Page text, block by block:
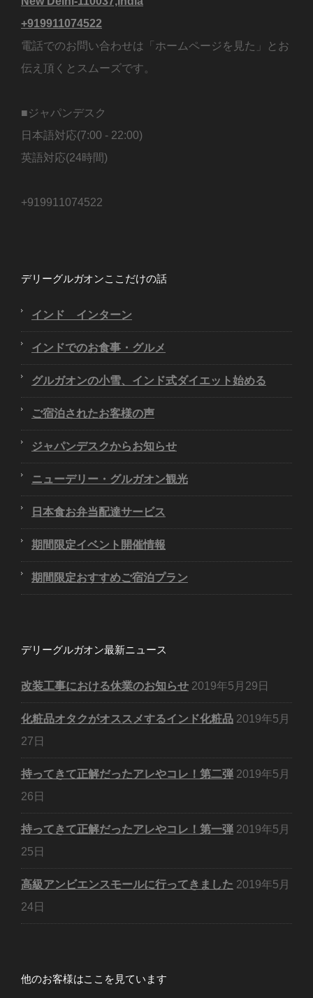
+919911074522
電話でのお問い合わせは「ホームページを見た」とお
伝え頂くとスムーズです。
■ジャパンデスク
日本語対応(7:00 - 22:00)
英語対応(24時間)
+919911074522
デリーグルガオンここだけの話
インド インターン
インドでのお食事・グルメ
グルガオンの小雪、インド式ダイエット始める
ご宿泊されたお客様の声
ジャパンデスクからお知らせ
ニューデリー・グルガオン観光
日本食お弁当配達サービス
期間限定イベント開催情報
期間限定おすすめご宿泊プラン
デリーグルガオン最新ニュース
改装工事における休業のお知らせ 2019年5月29日
化粧品オタクがオススメするインド化粧品 2019年5月
27日
持ってきて正解だったアレやコレ！第二弾 2019年5月
26日
持ってきて正解だったアレやコレ！第一弾 2019年5月
25日
高級アンビエンスモールに行ってきました 2019年5月
24日
他のお客様はここを見ています